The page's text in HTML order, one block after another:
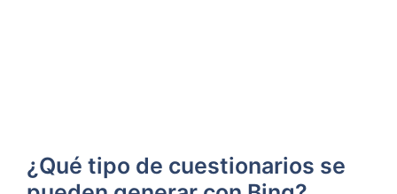
¿Qué tipo de cuestionarios se